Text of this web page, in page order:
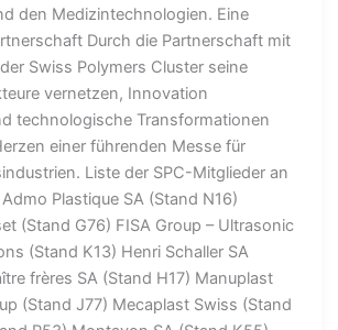
den Medizintechnologien. Eine
Durch die Partnerschaft mit
Swiss Polymers Cluster seine
vernetzen, Innovation
technologische Transformationen
einer führenden Messe für
Liste der SPC-Mitglieder an
Plastique SA (Stand N16)
(Stand G76) FISA Group – Ultrasonic
(Stand K13) Henri Schaller SA
frères SA (Stand H17) Manuplast
(Stand J77) Mecaplast Swiss (Stand